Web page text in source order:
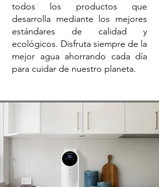
todos los productos que
desarrolla mediante los mejores
estándares de calidad y
ecológicos. Disfruta siempre de la
mejor agua ahorrando cada día
para cuidar de nuestro planeta.